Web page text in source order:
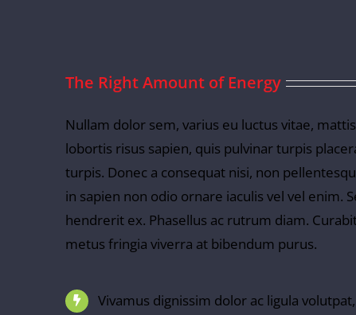
The Right Amount of Energy
Nullam dolor sem, varius eu luctus vitae,
lobortis risus sapien, quis pulvinar turpis
turpis. Donec a consequat nisi, non
in sapien non odio ornare iaculis vel vel enim.
hendrerit ex. Phasellus ac rutrum diam.
metus fringia viverra at bibendum purus.
Vivamus dignissim dolor ac ligula